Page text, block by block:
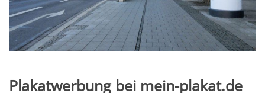
Plakatwerbung bei mein-plakat.de